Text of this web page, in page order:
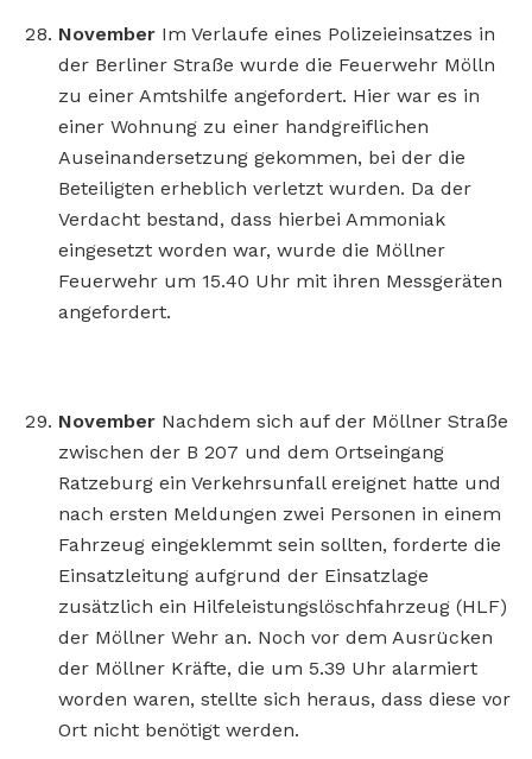
November Im Verlaufe eines Polizeieinsatzes in
der Berliner Straße wurde die Feuerwehr Mölln
zu einer Amtshilfe angefordert. Hier war es in
einer Wohnung zu einer handgreiflichen
Auseinandersetzung gekommen, bei der die
Beteiligten erheblich verletzt wurden. Da der
Verdacht bestand, dass hierbei Ammoniak
eingesetzt worden war, wurde die Möllner
Feuerwehr um 15.40 Uhr mit ihren Messgeräten
angefordert.
November Nachdem sich auf der Möllner Straße
zwischen der B 207 und dem Ortseingang
Ratzeburg ein Verkehrsunfall ereignet hatte und
nach ersten Meldungen zwei Personen in einem
Fahrzeug eingeklemmt sein sollten, forderte die
Einsatzleitung aufgrund der Einsatzlage
zusätzlich ein Hilfeleistungslöschfahrzeug (HLF)
der Möllner Wehr an. Noch vor dem Ausrücken
der Möllner Kräfte, die um 5.39 Uhr alarmiert
worden waren, stellte sich heraus, dass diese vor
Ort nicht benötigt werden.